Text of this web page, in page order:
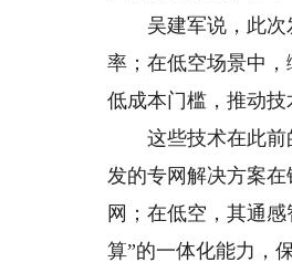
吴建军说，此次发
率；在低空场景中
低成本门槛，推动技
这些技术在此前的
发的专网解决方案
网；在低空，其通
算”的一体化能力，